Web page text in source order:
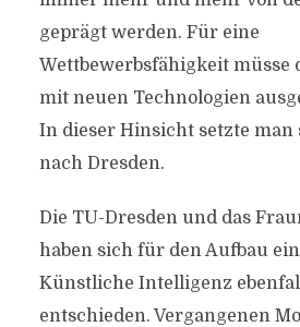
geprägt werden. Für eine
Wettbewerbsfähigkeit müsse
mit neuen Technologien
In dieser Hinsicht setzte man
nach Dresden.
Die TU-Dresden und das
haben sich für den Aufbau
Künstliche Intelligenz
entschieden. Vergangenen